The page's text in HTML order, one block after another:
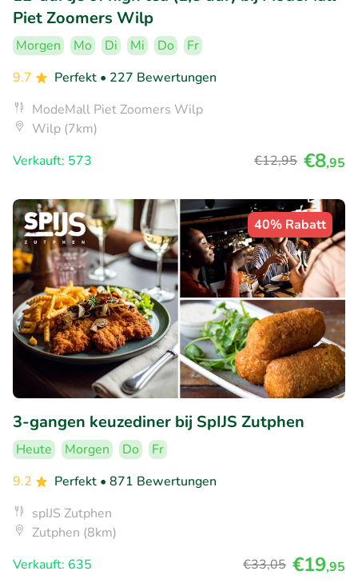
Piet Zoomers Wilp
Morgen Mo Di Mi Do
Fr
9.7
Perfekt • 227 Bewertungen
ModeMall Piet Zoomers Wilp
Wilp (7km)
Verkauft: 573
€12,95 €8,95
40% Rabatt
3-gangen keuzediner bij SpIJS Zutphen
Heute Morgen Do
Fr
9.2
Perfekt • 871 Bewertungen
spIJS Zutphen
Zutphen (8km)
Verkauft: 635
€33,05 €19,95